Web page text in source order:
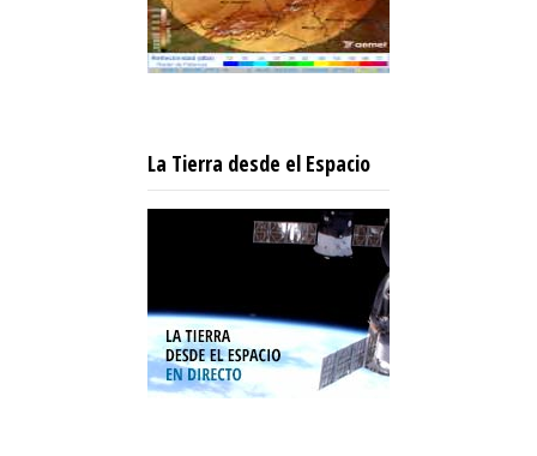
La Tierra desde el Espacio